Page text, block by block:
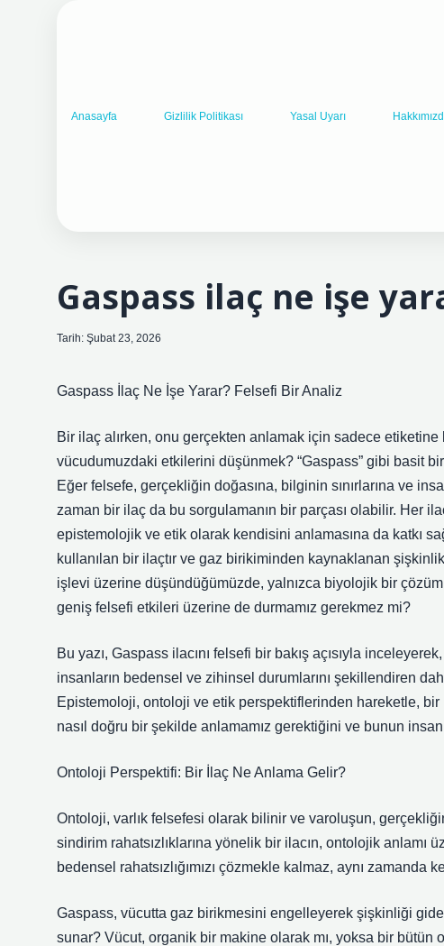
Anasayfa Gizlilik Politikası Yasal Uyarı
Gaspass ilaç ne işe
Tarih: Şubat 23, 2026
Gaspass İlaç Ne İşe Yarar? Felsefi Bir Analiz
Bir ilaç alırken, onu gerçekten anlamak için sadece
vücudumuzdaki etkilerini düşünmek? “Gaspass” gibi basit
Eğer felsefe, gerçekliğin doğasına, bilginin sınırlarına ve
zaman bir ilaç da bu sorgulamanın bir parçası olabilir. Her
epistemolojik ve etik olarak kendisini anlamasına da katkı
kullanılan bir ilaçtır ve gaz birikiminden kaynaklanan
işlevi üzerine düşündüğümüzde, yalnızca biyolojik bir
geniş felsefi etkileri üzerine de durmamız gerekmez mi?
Bu yazı, Gaspass ilacını felsefi bir bakış açısıyla
insanların bedensel ve zihinsel durumlarını şekillendiren
Epistemoloji, ontoloji ve etik perspektiflerinden hareketle,
nasıl doğru bir şekilde anlamamız gerektiğini ve bunun
Ontoloji Perspektifi: Bir İlaç Ne Anlama Gelir?
Ontoloji, varlık felsefesi olarak bilinir ve varoluşun,
sindirim rahatsızlıklarına yönelik bir ilacın, ontolojik
bedensel rahatsızlığımızı çözmekle kalmaz, aynı zamanda
Gaspass, vücutta gaz birikmesini engelleyerek şişkinliği
sunar? Vücut, organik bir makine olarak mı, yoksa bir bütün